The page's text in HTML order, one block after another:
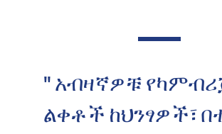
" አብዛኛዎቹ የካምብሪጅ
ልቀቶች ከህንፃዎች፣